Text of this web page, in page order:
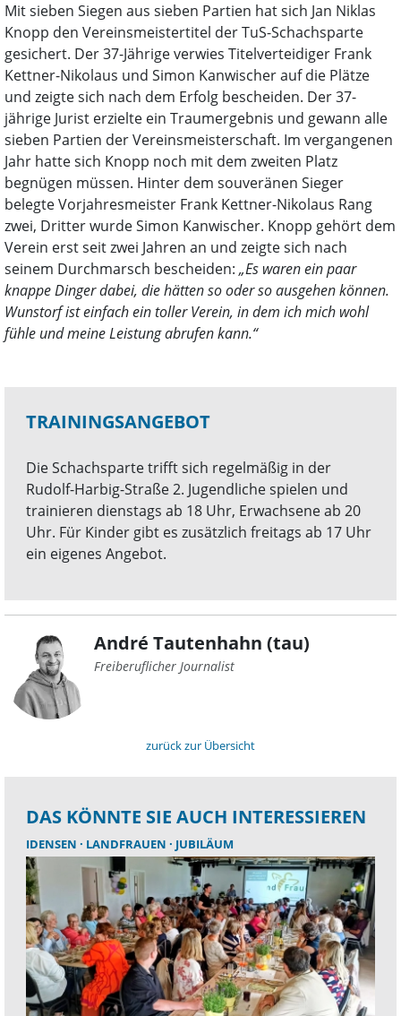
Mit sieben Siegen aus sieben Partien hat sich Jan Niklas
Knopp den Vereinsmeistertitel der TuS-Schachsparte
gesichert. Der 37-Jährige verwies Titelverteidiger Frank
Kettner-Nikolaus und Simon Kanwischer auf die Plätze
und zeigte sich nach dem Erfolg bescheiden. Der 37-
jährige Jurist erzielte ein Traumergebnis und gewann alle
sieben Partien der Vereinsmeisterschaft. Im vergangenen
Jahr hatte sich Knopp noch mit dem zweiten Platz
begnügen müssen. Hinter dem souveränen Sieger
belegte Vorjahresmeister Frank Kettner-Nikolaus Rang
zwei, Dritter wurde Simon Kanwischer. Knopp gehört dem
Verein erst seit zwei Jahren an und zeigte sich nach
seinem Durchmarsch bescheiden: „Es waren ein paar
knappe Dinger dabei, die hätten so oder so ausgehen können.
Wunstorf ist einfach ein toller Verein, in dem ich mich wohl
fühle und meine Leistung abrufen kann.“
TRAININGSANGEBOT
Die Schachsparte trifft sich regelmäßig in der
Rudolf-Harbig-Straße 2. Jugendliche spielen und
trainieren dienstags ab 18 Uhr, Erwachsene ab 20
Uhr. Für Kinder gibt es zusätzlich freitags ab 17 Uhr
ein eigenes Angebot.
André Tautenhahn (tau)
Freiberuflicher Journalist
zurück zur Übersicht
DAS KÖNNTE SIE AUCH INTERESSIEREN
IDENSEN LANDFRAUEN JUBILÄUM